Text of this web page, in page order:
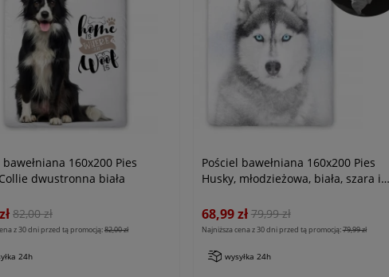
bawełniana 160x200 Pies
dwustronna biała
82,00 zł
z 30 dni przed tą promocją:82,00 zł
24h
Pościel bawełniana 160x200 Pies
Husky, młodzieżowa, biała, szara i
68,99 zł 79,99 zł
Najniższa cena z 30 dni przed tą promocją:79,99 zł
wysyłka 24h